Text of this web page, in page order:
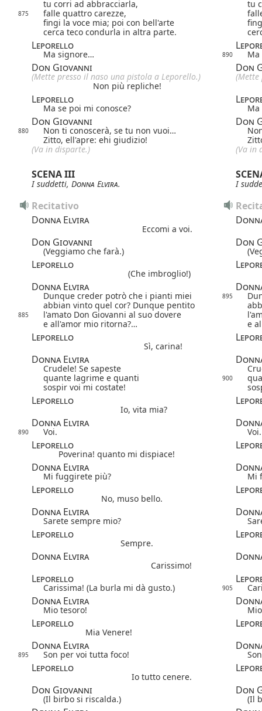
tu corri ad abbracciarla, tu
875 falle quattro carezze,
fingi la voce mia; poi con bell'arte
cerca teco condurla in altra parte.
Leporello
Ma signore… 890
Don Giovanni Don
(Mette presso il naso una pistola a Leporello.)
(Mette
Non più repliche!
Leporello
Ma se poi mi conosce? Ma
Don Giovanni Don
880 Non ti conoscerà, se tu non vuoi…
Zitto, ell'apre: ehi giudizio!
(Va in disparte.) (Va in
SCENA III
I suddetti, Donna Elvira. I
Recitativo
Donna Elvira
Eccomi a voi.
Don Giovanni Don
(Veggiamo che farà.)
Leporello
(Che imbroglio!)
Donna Elvira
Dunque creder potrò che i pianti miei 895
abbian vinto quel cor? Dunque pentito
885 l'amato Don Giovanni al suo dovere
e all'amor mio ritorna?…
e
Leporello
Sì, carina!
Donna Elvira
Crudele! Se sapeste
quante lagrime e quanti
900
sospir voi mi costate!
Leporello
Io, vita mia?
Donna Elvira
890 Voi. Voi.
Leporello
Poverina! quanto mi dispiace!
Donna Elvira
Mi fuggirete più? Mi
Leporello
No, muso bello.
Donna Elvira
Sarete sempre mio?
Leporello
Sempre.
Donna Elvira
Carissimo!
Leporello
Carissima! (La burla mi dà gusto.) 905
Donna Elvira
Mio tesoro!
Leporello
Mia Venere!
Donna Elvira
895 Son per voi tutta foco!
Leporello
Io tutto cenere.
Don Giovanni Don
(Il birbo si riscalda.) (Il